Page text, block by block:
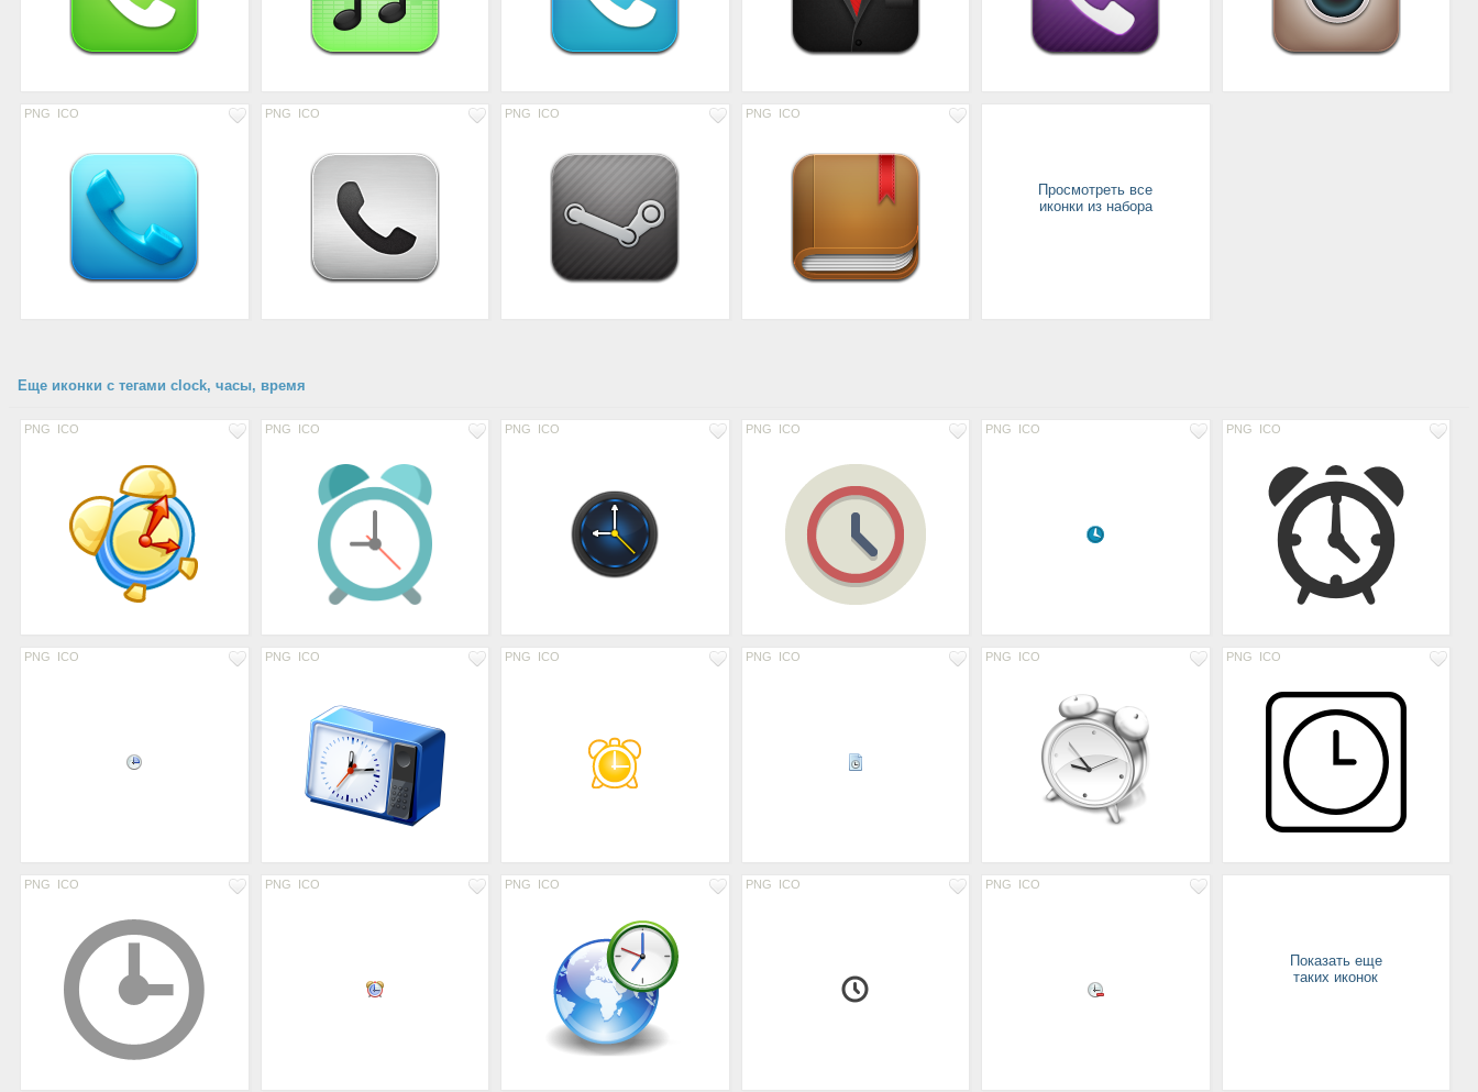
PNG ICO PNG ICO PNG ICO PNG ICO
Просмотреть все
иконки из набора
Еще иконки с тегами clock, часы, время
PNG ICO PNG ICO PNG ICO PNG ICO PNG ICO PNG ICO
PNG ICO PNG ICO PNG ICO PNG ICO PNG ICO PNG ICO
PNG ICO PNG ICO PNG ICO PNG ICO PNG ICO
Показать еще
таких иконок